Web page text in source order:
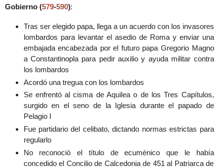
Gobierno (579-590):
Tras ser elegido papa, llega a un acuerdo con los invasores
lombardos para levantar el asedio de Roma y enviar una
embajada encabezada por el futuro papa Gregorio Magno
a Constantinopla para pedir auxilio y ayuda militar contra
los lombardos
Acordó una tregua con los lombardos
Se enfrentó al cisma de Aquilea o de los Tres Capítulos,
surgido en el seno de la Iglesia durante el papado de
Pelagio I
Fue partidario del celibato, dictando normas estrictas para
regularlo
No reconoció el título de ecuménico que le había
concedido el Concilio de Calcedonia de 451 al Patriarca de